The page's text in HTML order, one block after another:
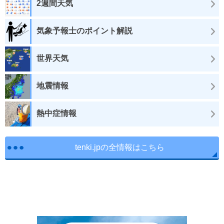
2週間天気
気象予報士のポイント解説
世界天気
地震情報
熱中症情報
tenki.jpの全情報はこちら